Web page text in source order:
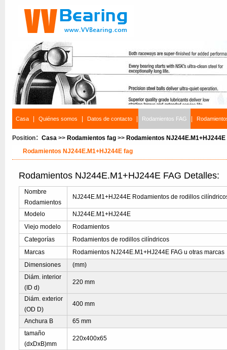
Casa Quiénes somos Datos de contacto Rodamientos FAG
Position： Casa >> Rodamientos fag >> Rodamientos NJ244E.M1+HJ244E
Rodamientos NJ244E.M1+HJ244E fag
Rodamientos NJ244E.M1+HJ244E FAG Detalles:
Nombre
Rodamientos
NJ244E.M1+HJ244E Rodamientos de rodillos
Modelo
NJ244E.M1+HJ244E
Viejo modelo
Rodamientos
Categorías
Rodamientos de rodillos cilíndricos
Marcas
Rodamientos NJ244E.M1+HJ244E FAG u otras marcas
Dimensiones
(mm)
Diám. interior
(ID d)
220 mm
Diám. exterior
(OD D)
400 mm
Anchura B
65 mm
tamaño
(dxDxB)mm
220x400x65